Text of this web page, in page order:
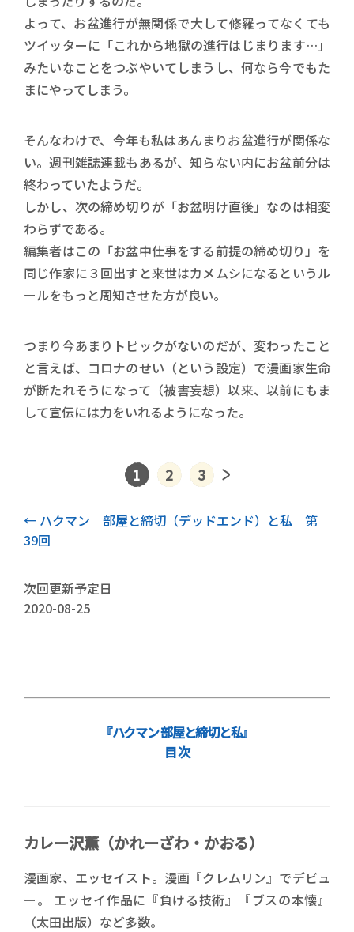
よって、お盆進行が無関係で大して修羅ってなくても
ツイッターに「これから地獄の進行はじまります…」
みたいなことをつぶやいてしまうし、何なら今でもた
まにやってしまう。
そんなわけで、今年も私はあんまりお盆進行が関係な
い。週刊雑誌連載もあるが、知らない内にお盆前分は
終わっていたようだ。
しかし、次の締め切りが「お盆明け直後」なのは相変
わらずである。
編集者はこの「お盆中仕事をする前提の締め切り」を
同じ作家に３回出すと来世はカメムシになるというル
ールをもっと周知させた方が良い。
つまり今あまりトピックがないのだが、変わったこと
と言えば、コロナのせい（という設定）で漫画家生命
が断たれそうになって（被害妄想）以来、以前にもま
して宣伝には力をいれるようになった。
1 2 3
前記事
ハクマン 部屋と締切（デッドエンド）と私 第
39回
次回更新予定日
2020-08-25
『ハクマン 部屋と締切と私』
目 次
カレー沢薫（かれーざわ・かおる）
漫画家、エッセイスト。漫画『クレムリン』でデビュ
ー。 エッセイ作品に『負ける技術』『ブスの本懐』
（太田出版）など多数。